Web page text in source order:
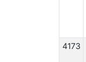
4173